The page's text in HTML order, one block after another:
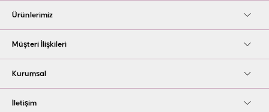
Ürünlerimiz
Müşteri İlişkileri
Kurumsal
İletişim